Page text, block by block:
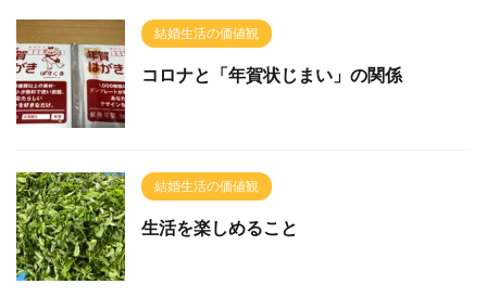
結婚生活の価値観
コロナと「年賀状じまい」の関係
結婚生活の価値観
生活を楽しめること